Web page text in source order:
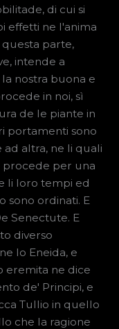
di cui si
effetti ne l'anima
parte,
intende a
nostra buona e
in noi, sì
de le piante in
portamenti sono
altra, ne li quali
procede per una
li loro tempi ed
sono ordinati. E
Senectute. E
diverso
lo Eneida, e
eremita ne dice
de' Principi, e
Tullio in quello
che la ragione